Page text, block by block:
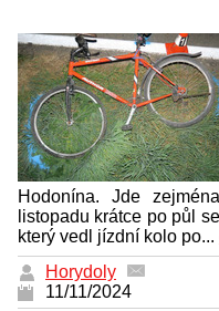
Hodonína. Jde
listopadu krátce po půl
který vedl jízdní kolo po...
Horydoly
11/11/2024